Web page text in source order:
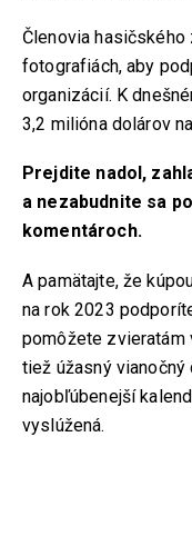
Členovia hasičského
fotografiách, aby
organizácií. K
3,2 milióna dolárov
Prejdite nadol,
a nezabudnite sa
komentároch.
A pamätajte, že
na rok 2023
pomôžete zvieratám
tiež úžasný vianočný
najobľúbenejší
vyslúžená.